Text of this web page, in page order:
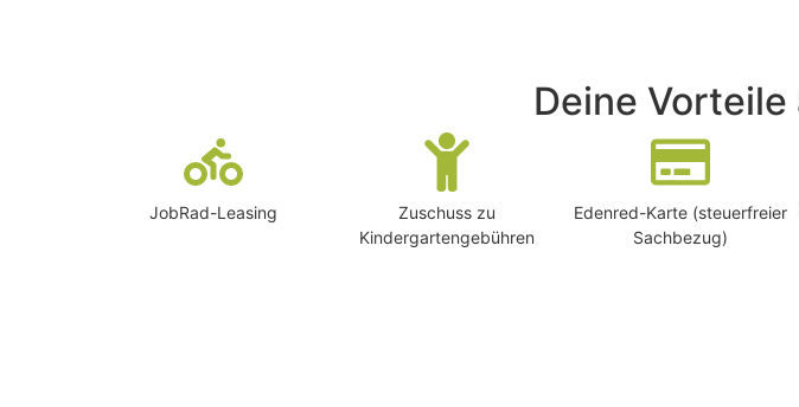
Deine
JobRad-Leasing
Zuschuss zu
Kindergartengebühren
Edenred-Karte (steuerfreier
Sachbezug)